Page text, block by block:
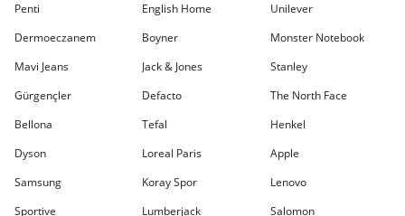
Penti English Home
Unilever
Dermoeczanem
Boyner
Monster Notebook
Mavi Jeans
Jack & Jones
Stanley
Gürgençler
Defacto
The North Face
Bellona
Tefal
Henkel
Dyson
Loreal Paris
Apple
Samsung
Koray Spor
Lenovo
Sportive
Lumberjack Salomon